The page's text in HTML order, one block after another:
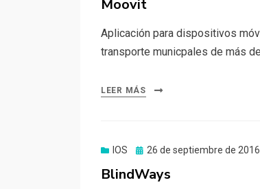
Moovit
Aplicación para dispositivos
transporte municpales de más
LEER MÁS
IOS
Publicado
26 de septiembre de 2016
BlindWays